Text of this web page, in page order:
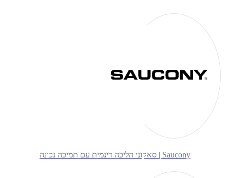
Saucony | סאקוני הליכה דינמית עם תמיכה נכונה